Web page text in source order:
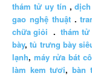
thám tử uy tín ,
gao nghệ thuật.
chữa giỏi .thám
bày,tủ trưng bày
lạnh, máy rửa bát
làm kem tươi,bàn